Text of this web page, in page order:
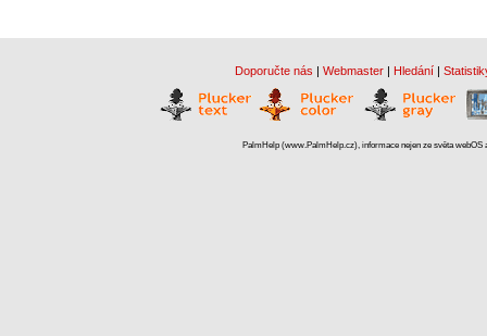
Doporučte nás | Webmaster | Hledání |
PalmHelp (www.PalmHelp.cz), informace nejen ze světa